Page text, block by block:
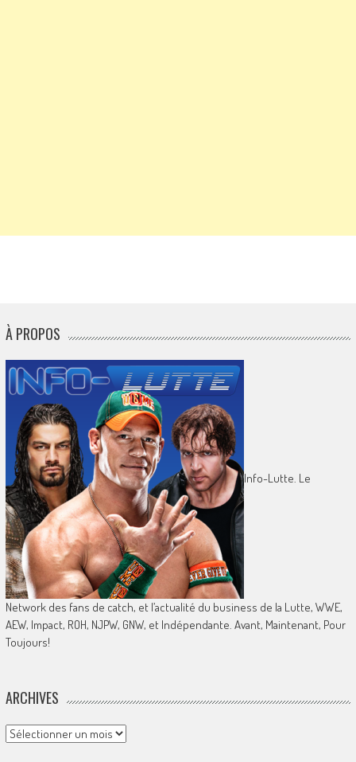
À PROPOS
Info-Lutte. Le
Network des fans de catch, et l’actualité du business de la Lutte, WWE,
AEW, Impact, ROH, NJPW, GNW, et Indépendante. Avant, Maintenant, Pour
Toujours!
ARCHIVES
Archives